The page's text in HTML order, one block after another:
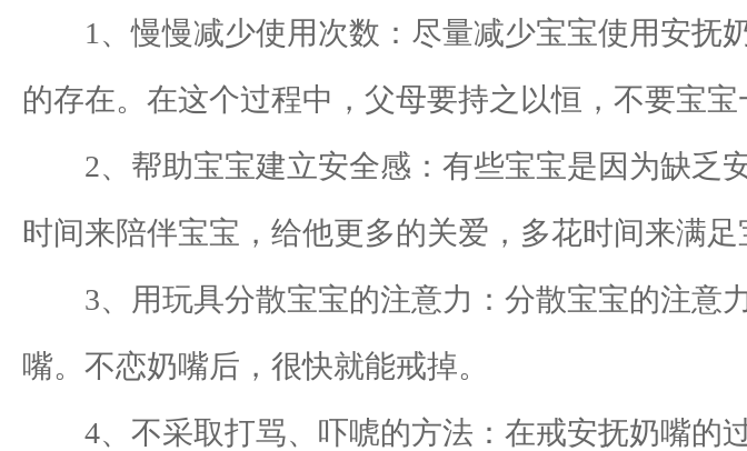
1、慢慢减少使用次数：尽量减少宝宝使用安抚
的存在。在这个过程中，父母要持之以恒，不要宝宝
2、帮助宝宝建立安全感：有些宝宝是因为缺乏
时间来陪伴宝宝，给他更多的关爱，多花时间来满
3、用玩具分散宝宝的注意力：分散宝宝的注意
嘴。不恋奶嘴后，很快就能戒掉。
4、不采取打骂、吓唬的方法：在戒安抚奶嘴的